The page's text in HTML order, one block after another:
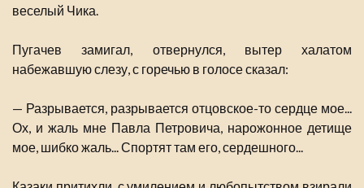
веселый Чика.
Пугачев замигал, отвернулся, вытер халатом
набежавшую слезу, с горечью в голосе сказал:
— Разрывается, разрывается отцовское-то сердце мое...
Ох, и жаль мне Павла Петровича, нарожонное детище
мое, шибко жаль... Спортят там его, сердешного...